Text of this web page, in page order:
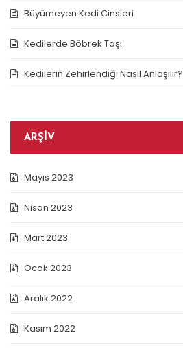
Büyümeyen Kedi Cinsleri
Kedilerde Böbrek Taşı
Kedilerin Zehirlendiği Nasıl Anlaşılır?
ARŞIV
Mayıs 2023
Nisan 2023
Mart 2023
Ocak 2023
Aralık 2022
Kasım 2022